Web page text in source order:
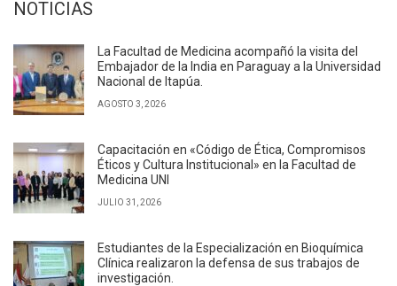
NOTICIAS
La Facultad de Medicina acompañó la visita del
Embajador de la India en Paraguay a la Universidad
Nacional de Itapúa.
AGOSTO 3, 2026
Capacitación en «Código de Ética, Compromisos
Éticos y Cultura Institucional» en la Facultad de
Medicina UNI
JULIO 31, 2026
Estudiantes de la Especialización en Bioquímica
Clínica realizaron la defensa de sus trabajos de
investigación.